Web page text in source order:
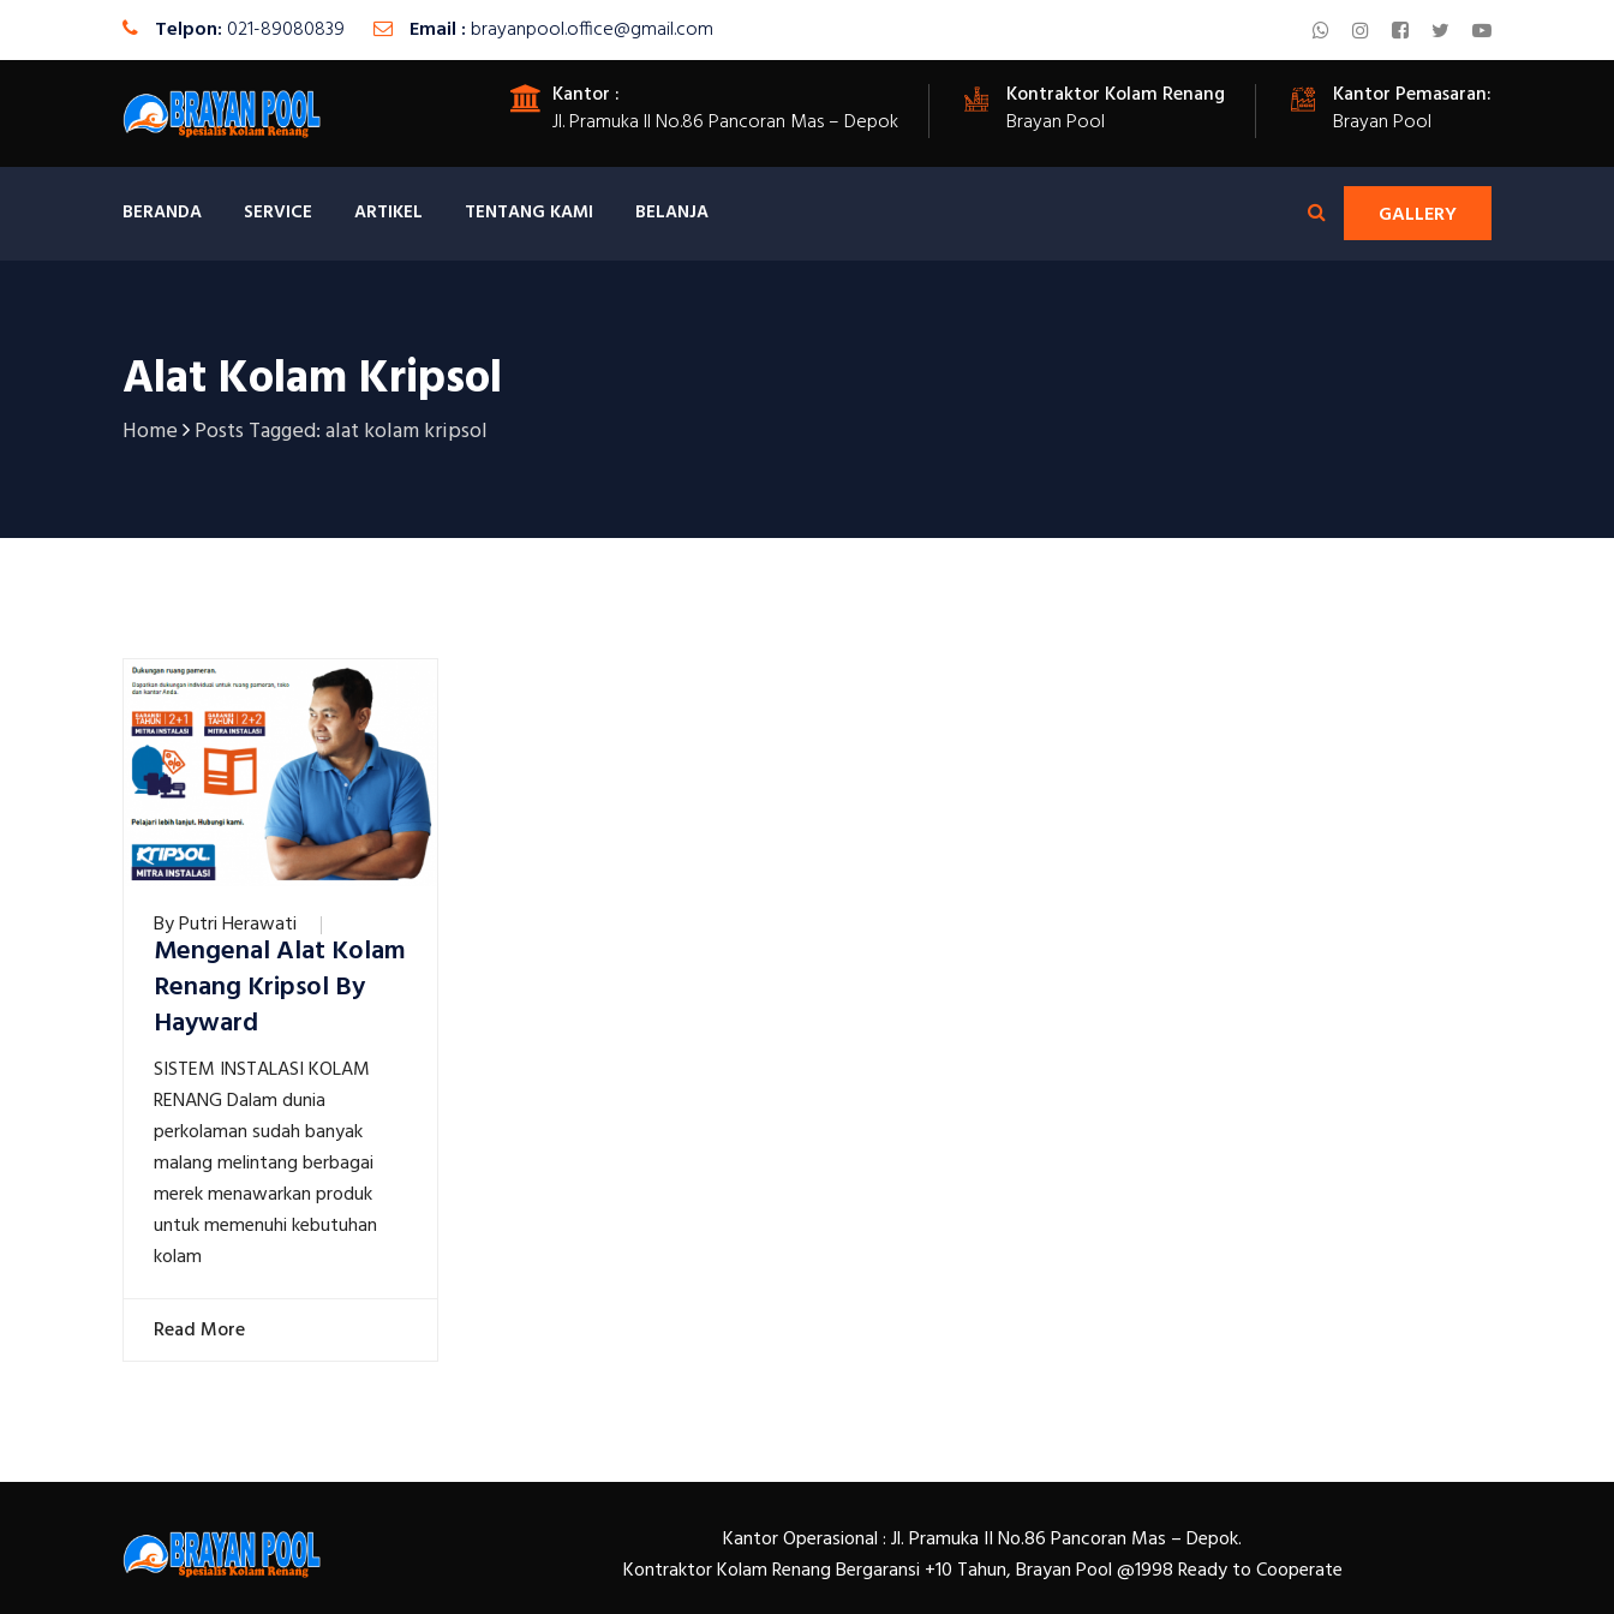
Telpon: 021-89080839 Email :brayanpool.office@gmail.com
Kantor :
Jl. Pramuka II No.86 Pancoran Mas – Depok
Kontraktor Kolam Renang
Brayan Pool
Kantor Pemasaran:
Brayan Pool
BERANDA SERVICE ARTIKEL TENTANG KAMI BELANJA GALLERY
Alat Kolam Kripsol
Home Posts Tagged: alat kolam kripsol
ByPutri Herawati
Mengenal Alat Kolam
Renang Kripsol By
Hayward
SISTEM INSTALASI KOLAM
RENANG Dalam dunia
perkolaman sudah banyak
malang melintang berbagai
merek menawarkan produk
untuk memenuhi kebutuhan
kolam
Read More
Kantor Operasional : Jl. Pramuka II No.86 Pancoran Mas – Depok.
Kontraktor Kolam Renang Bergaransi +10 Tahun, Brayan Pool @1998 Ready to Cooperate